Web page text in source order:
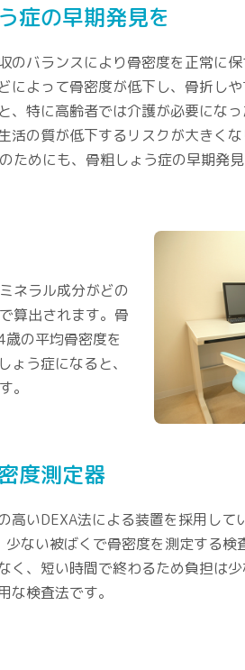
症の早期発見を
のバランスにより骨密度を正常に
によって骨密度が低下し、骨折し
、特に高齢者では介護が必要にな
活の質が低下するリスクが大きく
ためにも、骨粗しょう症の早期発
ネラル成分がどの
算出されます。骨
の平均骨密度を
う症になると、
。
度測定器
高いDEXA法による装置を採用して
ない被ばくで骨密度を測定する検
く、短い時間で終わるため負担は
な検査法です。